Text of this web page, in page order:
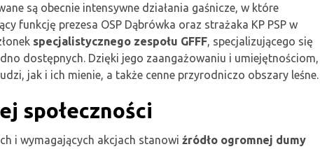
są obecnie intensywne działania gaśnicze, w które
funkcję prezesa OSP Dąbrówka oraz strażaka KP PSP w
specjalistycznego zespołu GFFF, specjalizującego się
dostępnych. Dzięki jego zaangażowaniu i umiejętnościom,
jak i ich mienie, a także cenne przyrodniczo obszary leśne.
społeczności
i wymagających akcjach stanowi źródło ogromnej dumy